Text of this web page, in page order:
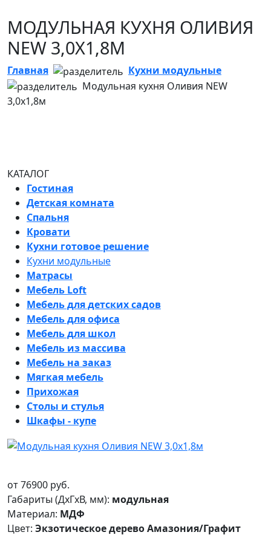
МОДУЛЬНАЯ КУХНЯ ОЛИВИЯ
NEW 3,0Х1,8М
Главная
Кухни модульные
Модульная кухня Оливия NEW
3,0х1,8м
КАТАЛОГ
Гостиная
Детская комната
Спальня
Кровати
Кухни готовое решение
Кухни модульные
Матрасы
Мебель Loft
Мебель для детских садов
Мебель для офиса
Мебель для школ
Мебель из массива
Мебель на заказ
Мягкая мебель
Прихожая
Столы и стулья
Шкафы - купе
от76900 руб.
Габариты (ДxГxВ, мм): модульная
Материал: МДФ
Цвет: Экзотическое дерево Амазония/Графит